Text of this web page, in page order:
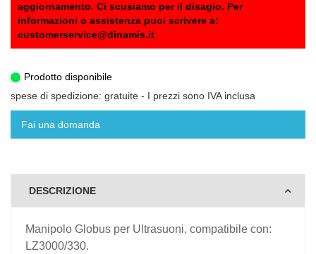
aggiornamento. Ci scusiamo per il disagio. Per
informazioni o assistenza puoi scrivere a:
customerservice@dinamis.it
Prodotto disponibile
spese di spedizione: gratuite - I prezzi sono IVA inclusa
Fai una domanda
DESCRIZIONE
Manipolo Globus per Ultrasuoni, compatibile con:
LZ3000/330.